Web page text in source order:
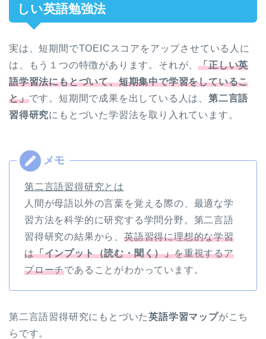
しい英語勉強法
実は、短期間でTOEICスコアをアップさせている人に
は、もう１つの特徴があります。それが、「正しい英
語学習法にもとづいて、短期集中で学習をしているこ
と」です。短期間で成果を出している人は、第二言語
習得研究にもとづいた学習法を取り入れています。
第二言語習得研究とは
人間が母語以外の言葉を覚える際の、最適な学
習方法を科学的に研究する学問分野。第二言語
習得研究の結果から、 英語習得に理想的な学習
は「インプット（読む・聞く）」を重視するア
プローチであることがわかっています。
第二言語習得研究にもとづいた英語学習マップがこち
らです。